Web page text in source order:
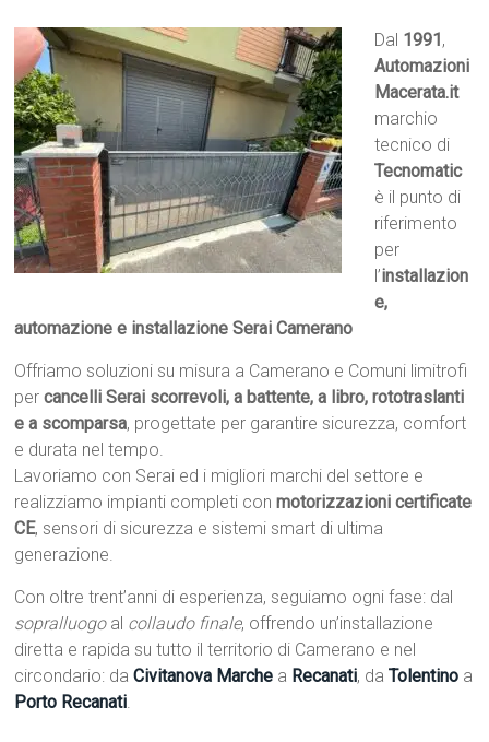
Dal 1991 ,
Automazioni
Macerata.it
marchio
tecnico di
Tecnomatic
è il punto di
riferimento
per
l’installazion
e,
automazione e installazione Serai Camerano
Offriamo soluzioni su misura a Camerano e Comuni limitrofi
percancelli Serai scorrevoli, a battente, a libro, rototraslanti
e a scomparsa, progettate per garantire sicurezza, comfort
e durata nel tempo.
Lavoriamo con Serai ed i migliori marchi del settore e
realizziamo impianti completi conmotorizzazioni certificate
CE, sensori di sicurezza e sistemi smart di ultima
generazione.
Con oltre trent’anni di esperienza, seguiamo ogni fase: dal
sopralluogo al collaudo finale, offrendo un’installazione
diretta e rapida su tutto il territorio di Camerano e nel
circondario: daCivitanova Marche a Recanati, daTolentino a
Porto Recanati.